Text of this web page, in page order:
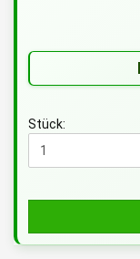
Stück: